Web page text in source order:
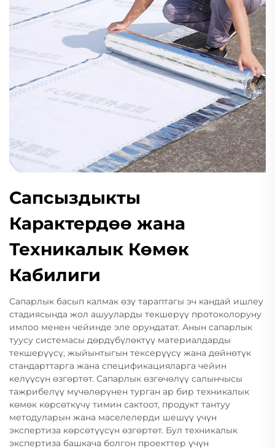
Сапсыздыкты
Карактердөө жана
Техникалык Көмөк
Кабилиги
Сапарлык басып калмак өзү тараптагы эч кандай ишлеу
стадиясында жол ашууларды текшерүү протоколоруну
имлоо менен чейинде эле орундатат. Анын сапарлык
туусу системасы дөрдүбүлөктүү материалдарды
текшерүүсү, жыйынтыгын тексерүүсү жана дөйнөтүк
стандарттарга жана спецификацияларга чейин
келүүсүн өзгөртөт. Сапарлык өзгөчөлүү салынчысы
тажрибелүү мүчөлөрүнен турган ар бир техникалык
көмөк көрсөткүчү тимин сактоот, продукт тантуу
методуларын жана маселелерди шешүү үчүн
экспертиза көрсөтүүсүн өзгөртөт. Бул техникалык
экспертиза башкача болгон проекттер үчүн